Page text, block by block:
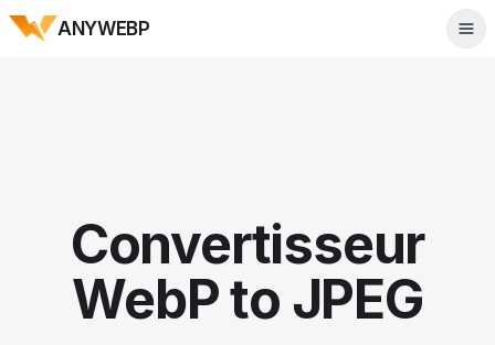
ANYWEBP
Convertisseur
WebP to JPEG